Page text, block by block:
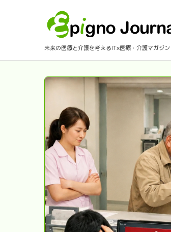
未来の医療と介護を考えるIT×医療・介護マガジン